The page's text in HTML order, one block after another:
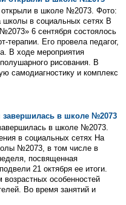
открыли в школе №2073. Фото:
школы в социальных сетях В
6 сентября состоялось
терапии. Его провела педагог,
В ходе мероприятия
рисования. В
самодиагностику и комплекс
завершилась в школе №2073
в школе №2073.
в социальных сетях На
№2073, в том числе в
посвященная
21 октября ее итоги.
особенностей
Во время занятий и